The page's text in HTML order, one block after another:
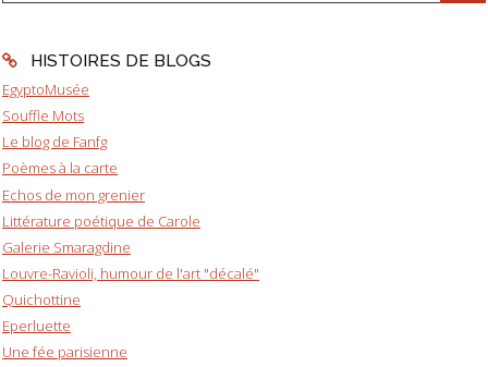
HISTOIRES DE BLOGS
EgyptoMusée
Souffle Mots
Le blog de Fanfg
Poèmes à la carte
Echos de mon grenier
Littérature poétique de Carole
Galerie Smaragdine
Louvre-Ravioli, humour de l'art "décalé"
Quichottine
Eperluette
Une fée parisienne